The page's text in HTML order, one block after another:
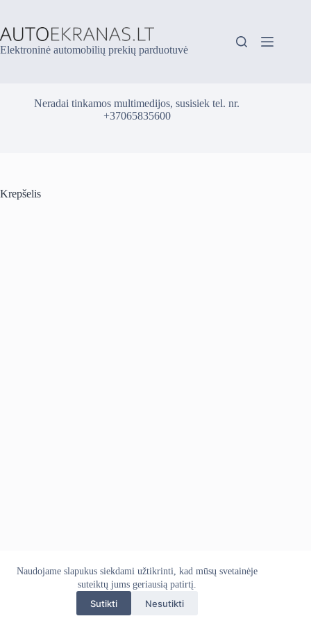
content
Naudojame slapukus siekdami užtikrinti, kad mūsų svetainėje
suteiktų jums geriausią patirtį.
Sutikti Nesutikti
Elektroninė automobilių prekių parduotuvė
Neradai tinkamos multimedijos, susisiek tel. nr.
+37065835600
Krepšelis
Apie mus Grąžinimo politika
Kontaktai
Pristatymo politika
Privatumo politika
Sąlygos ir taisyklės
Autoekranas.lt © 2026 - Visos teisės saugomos. Kopijuoti,